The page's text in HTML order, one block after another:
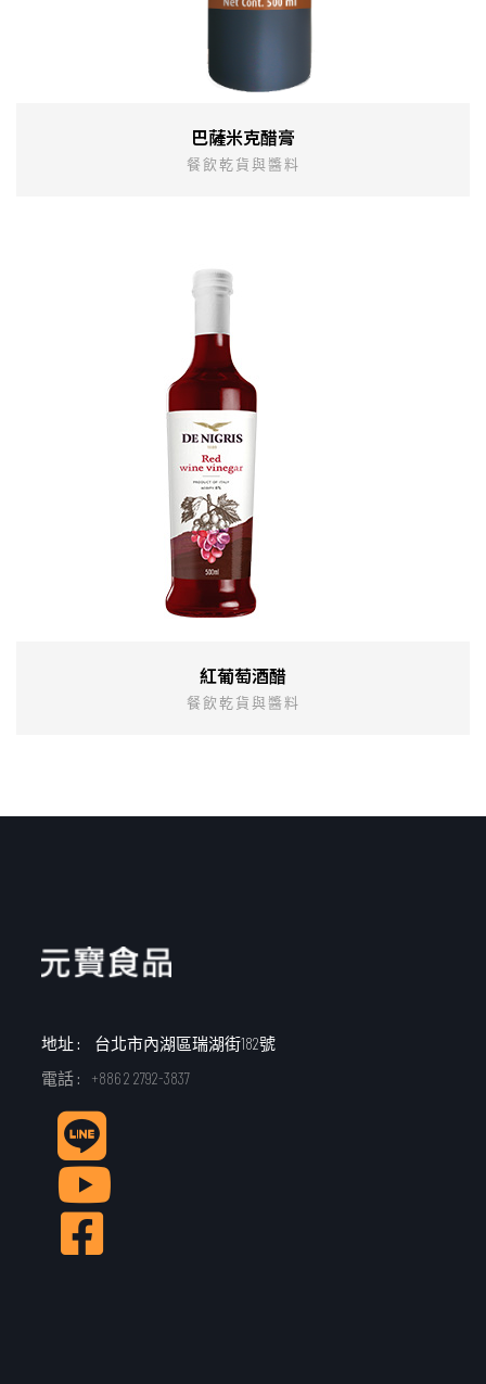
巴薩米克醋膏
餐飲乾貨與醬料
紅葡萄酒醋
餐飲乾貨與醬料
地址 :
台北市內湖區瑞湖街182號
電話 :
+886 2 2792-3837